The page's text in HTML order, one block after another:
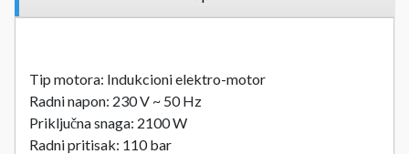
Tip motora: Indukcioni elektro-motor
Radni napon: 230 V ~ 50 Hz
Priključna snaga: 2100 W
Radni pritisak: 110 bar